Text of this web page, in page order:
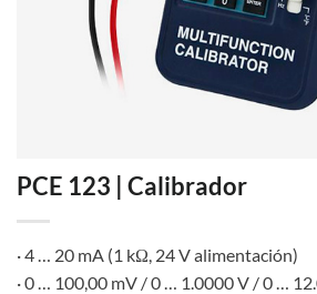
PCE 123 | Calibrador
· 4 … 20 mA (1 kΩ, 24 V alimentación)
· 0 … 100,00 mV / 0 … 1.0000 V / 0 …